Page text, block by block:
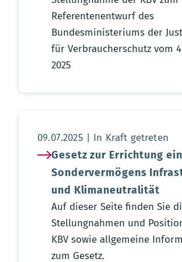
Referentenentwurf des
Bundesministeriums der
für Verbraucherschutz vom
2025
Aktualisierungsdatum:
09.07.2025 In Kraft getreten
Gesetz zur Errichtung
Sondervermögens
und Klimaneutralität
Auf dieser Seite finden Sie
Stellungnahmen und
KBV sowie allgemeine
zum Gesetz.